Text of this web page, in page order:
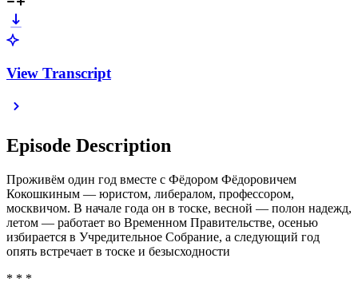
View Transcript
Episode Description
Проживём один год вместе с Фёдором Фёдоровичем
Кокошкиным — юристом, либералом, профессором,
москвичом. В начале года он в тоске, весной — полон надежд,
летом — работает во Временном Правительстве, осенью
избирается в Учредительное Собрание, а следующий год
опять встречает в тоске и безысходности
* * *